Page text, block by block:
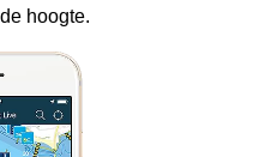
hoogte.